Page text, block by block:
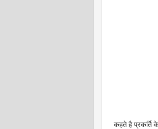
कहते है प्रकर्ति